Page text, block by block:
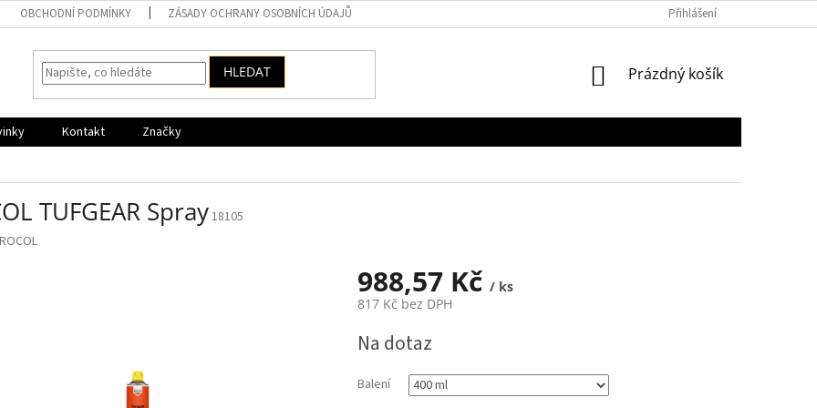
OBCHODNÍ PODMÍNKY ZÁSADY OCHRANY OSOBNÍCH ÚDAJŮ Přihlášení
HLEDAT
NÁKUPNÍ
Prázdný košík
Kontakt Značky
TUFGEAR Spray18105
ROCOL
988,57 Kč / ks
817 Kč bez DPH
cena:
Na dotaz
Balení